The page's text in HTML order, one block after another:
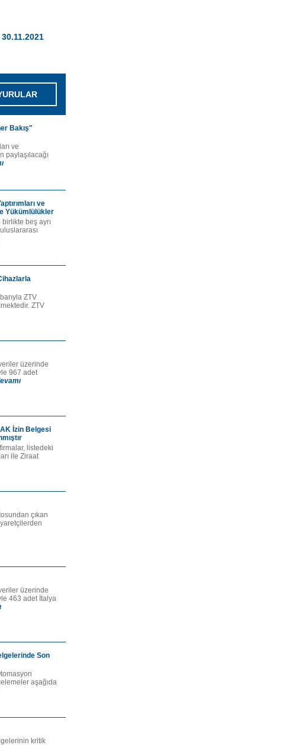
Bakış"
ve
paylaşılacağı
ve
Yükümlülükler
beş ayrı
ZTV
ZTV
üzerinde
967 adet
İzin Belgesi
listedeki
ile Ziraat
çıkan
üzerinde
463 adet İtalya
Son
aşağıda
kritik